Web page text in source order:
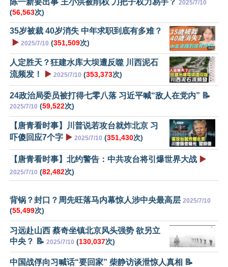
陈一新要出事 王小洪被削权 刀把子权力易手？ 2025/7/10
(56,563次)
35岁被裁 40岁消失 中年求职到底有多难？
▶️ 2025/7/10 (351,509次)
人定胜天？狂建水库大坝遭反噬 川西泥石
流频发！
▶️ 2025/7/10 (353,373次)
24政治局委员被打得七零八落 习近平喊“敌人在党内” 📝
2025/7/10 (59,522次)
【唐青看时事】川普说若攻台就炸北京 习
吓傻回应7个字 ▶️ 2025/7/10 (351,430次)
【唐青看时事】北约警告：中共攻台将引爆世界大战 ▶️
2025/7/10 (82,482次)
背锅？封口？周先旺落马内幕惊人涉中央最高层 2025/7/10
(55,499次)
习远赴山西 蔡奇坐镇北京风头强势 欲另立
中央？ 📝 2025/7/10 (130,037次)
中国战俘向习喊话“要回家” 柴静访谈泄惊人真相 📝